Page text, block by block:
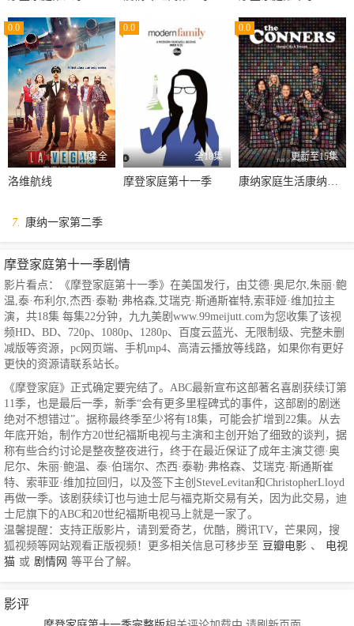
0.0
15集全
洛维航线
0.0
全18集
摩登家庭第十一季
0.0
更新至15集
7. 康纳一家第二季
摩登家庭第十一季剧情
影片看点：《摩登家庭第十一季》在美国发行，由艾德·奥尼尔,朱丽·鲍
温,泰·布利尔,杰西·泰勒·弗格森,艾瑞克·斯通斯崔特,索菲娅·维加拉主
演，共18集 每集22分钟，九九美剧www.99meijutt.com为您收集了该视
频HD、BD、720p、1080p、1280p、百度云蓝光、无限制级、完整未删
减版等资源，pc网页端、手机mp4、高清云播放等线路，如果你有更好
更快的资源请联系站长。
《摩登家庭》正式确定要完结了。ABC最新宣布这部著名喜剧获续订第
11季，也是最后一季，新季“会有更多里程碑式的事件，这部剧的剧迷
绝对不想错过”。据称最终季至少将有18集，可能会扩增到22集。从去
年底开始，制作方20世纪福斯电视与主演和主创开始了细致的谈判，据
称有些合约讨论是整夜整夜进行，终于在最近保证了成年主演艾德·奥
尼尔、朱丽·鲍温、泰·伯瑞尔、杰西·泰勒·弗格森、艾瑞克·斯通斯崔
特、索菲亚·维加拉回归，以及签下主创SteveLevitan和ChristopherLloyd
再做一季。该剧获续订也与迪士尼与福克斯交易有关，因为此交易，迪
士尼旗下的ABC和20世纪福斯电视马上就是一家了。
温馨提醒：支持正版影片，请到爱奇艺，优酷，腾讯TV，芒果网，搜
狐视频等网站观看正版视频！更多相关信息可移步至 豆瓣电影 、
电视
猫 或 剧情网 等平台了解。
影评